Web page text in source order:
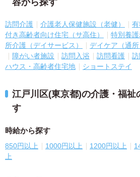
訪問介護 介護老人保健施設（老健）
付き高齢者向け住宅（サ高住）
特別養護
所介護（デイサービス）
デイケア（通所
障がい者施設
訪問入浴 訪問看護
ハウス・高齢者住宅地
ショートステイ
江戸川区(東京都)の介護・福祉
す
時給から探す
850円以上 1000円以上 1200円以上
上